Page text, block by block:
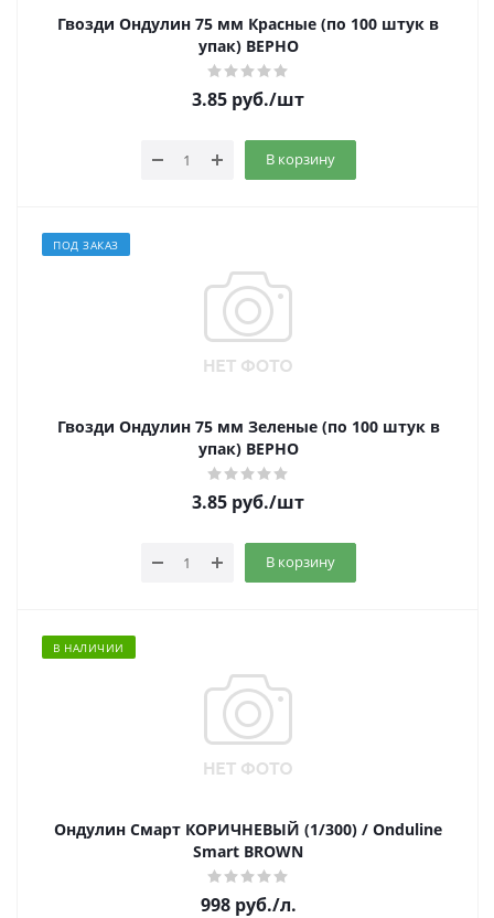
Гвозди Ондулин 75 мм Красные (по 100 штук в
упак) ВЕРНО
3.85 руб./шт
В корзину
ПОД ЗАКАЗ
Гвозди Ондулин 75 мм Зеленые (по 100 штук в
упак) ВЕРНО
3.85 руб./шт
В корзину
В НАЛИЧИИ
Ондулин Смарт КОРИЧНЕВЫЙ (1/300) / Onduline
Smart BROWN
998руб./л.